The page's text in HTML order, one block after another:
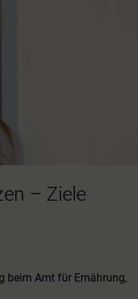
– Ziele
beim Amt für Ernährung,